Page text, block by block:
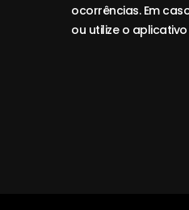
ocorrências. Em
ou utilize o aplicativo